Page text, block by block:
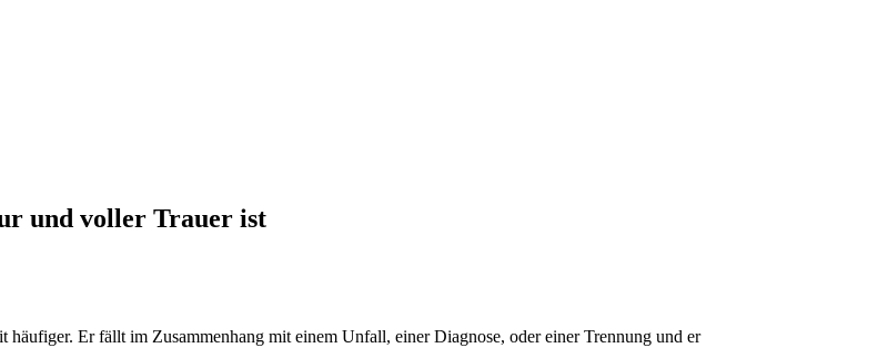
und voller Trauer ist
häufiger. Er fällt im Zusammenhang mit einem Unfall, einer Diagnose, oder einer Trennung und er